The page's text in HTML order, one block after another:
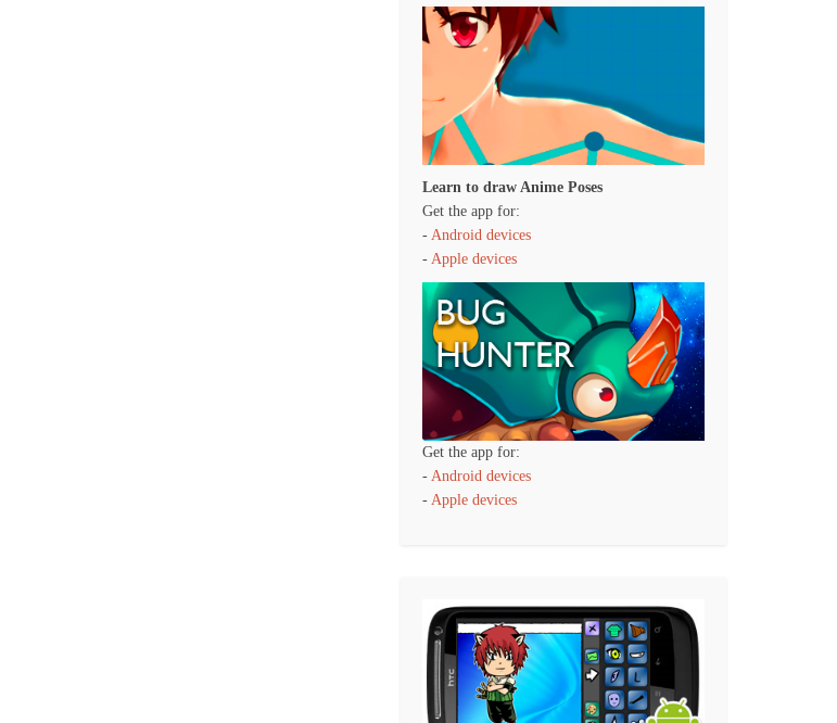
Learn to draw Anime Poses
Get the app for:
- Android devices
- Apple devices
Get the app for:
- Android devices
- Apple devices